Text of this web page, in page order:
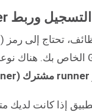
runner مشترك (shared runner).